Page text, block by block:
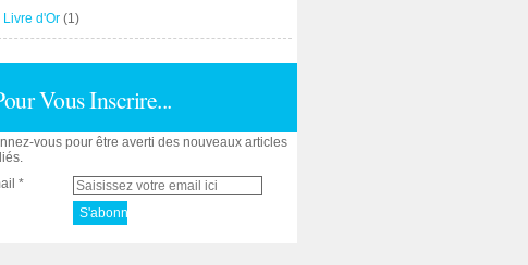
Livre d'Or (1)
Vous Inscrire...
vous pour être averti des nouveaux articles